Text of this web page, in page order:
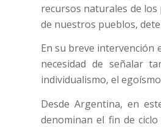
recursos naturales de
de nuestros pueblos,
En su breve intervención
necesidad de señalar
individualismo, el
Desde Argentina, en
denominan el fin de